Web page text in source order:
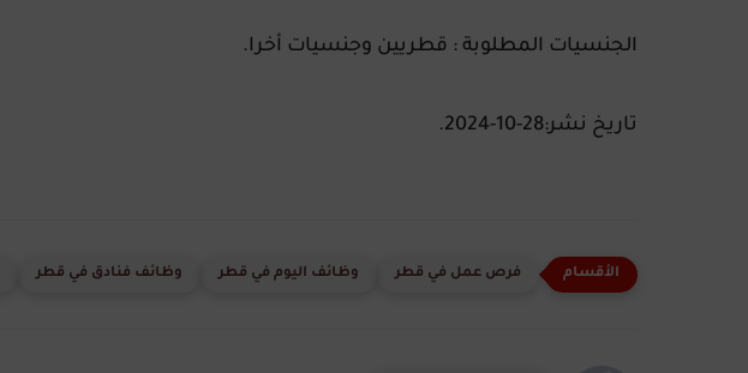
الجنسيات المطلوبة : قطريين وجنسيات أخرا.
تاريخ نشر:28-10-2024.
فرص عمل في قطر وظائف اليوم في قطر وظائف فنادق في قطر